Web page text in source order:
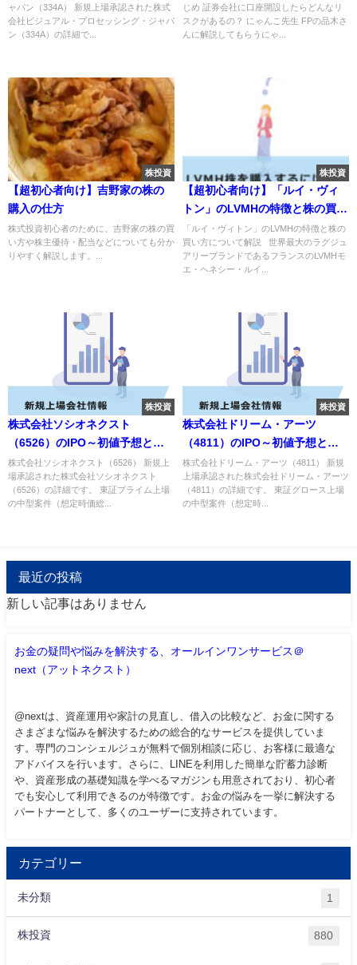
ャパン（334A） 新規上場承認された株式
会社ビジュアル・プロセッシング・ジャパ
ン（334A）の詳細で...
じめ 証券会社に口座開設したらどんなリ
スクがあるの？ にゃんこ先生 FPの品木さ
んに解説してもらうにゃ...
株投資
【超初心者向け】吉野家の株の
購入の仕方
株式投資初心者のために、吉野家の株の買
い方や株主優待・配当などについても分か
りやすく解説します。...
株投資
【超初心者向け】「ルイ・ヴィ
トン」のLVMHの特徴と株の買い
方について解説
「ルイ・ヴィトン」のLVMHの特徴と株の
買い方について解説 世界最大のラグジュ
アリーブランドであるフランスのLVMHモ
エ・ヘネシー・ルイ...
株投資
株式会社ソシオネクスト
（6526）のIPO～初値予想と新
規上場情報～
株式会社ソシオネクスト（6526） 新規上
場承認された株式会社ソシオネクスト
（6526）の詳細です。 東証プライム上場
の中型案件（想定時価総...
株投資
株式会社ドリーム・アーツ
（4811）のIPO～初値予想と新
規上場情報～
株式会社ドリーム・アーツ（4811） 新規
上場承認された株式会社ドリーム・アーツ
（4811）の詳細です。 東証グロース上場
の中型案件（想定時...
最近の投稿
新しい記事はありません
お金の疑問や悩みを解決する、オールインワンサービス＠
next（アットネクスト）
@nextは、資産運用や家計の見直し、借入の比較など、お金に関する
さまざまな悩みを解決するための総合的なサービスを提供していま
す。専門のコンシェルジュが無料で個別相談に応じ、お客様に最適な
アドバイスを行います。さらに、LINEを利用した簡単な貯蓄力診断
や、資産形成の基礎知識を学べるマガジンも用意されており、初心者
でも安心して利用できるのが特徴です。お金の悩みを一挙に解決する
パートナーとして、多くのユーザーに支持されています。
カテゴリー
未分類 1
株投資 880